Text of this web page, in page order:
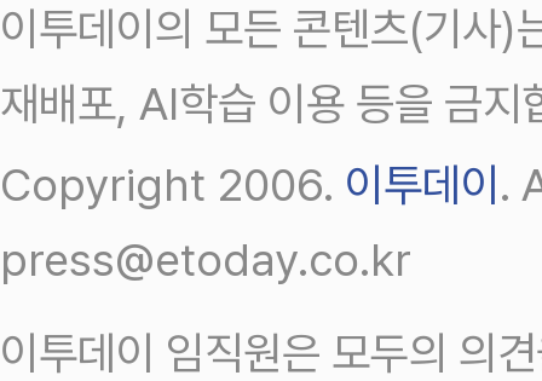
이투데이의 모든 콘텐츠(기사)
재배포, AI학습 이용 등을 금지
Copyright 2006. 이투데이.
press@etoday.co.kr
이투데이 임직원은 모두의 의